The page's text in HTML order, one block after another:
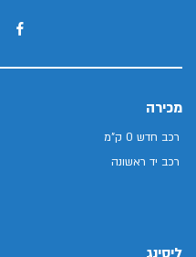
מכירה
רכב חדש 0 ק"מ
רכב יד ראשונה
ליסינג